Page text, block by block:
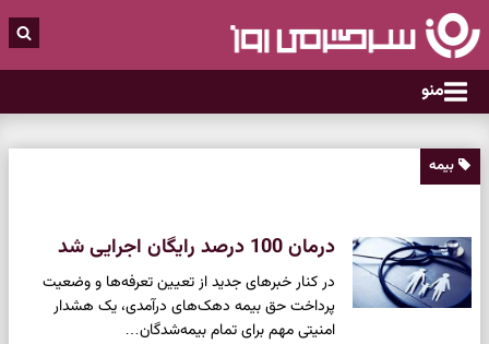
منو
بیمه
درمان 100 درصد رایگان اجرایی شد
در کنار خبر‌های جدید از تعیین تعرفه‌ها و وضعیت
پرداخت حق بیمه دهک‌های درآمدی، یک هشدار
امنیتی مهم برای تمام بیمه‌شدگان…